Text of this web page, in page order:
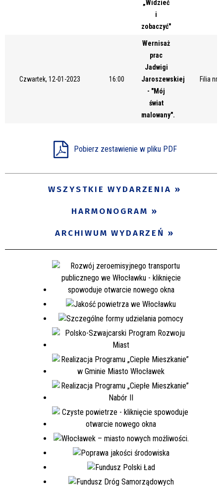
„Widzieć
i
zobaczyć"
Czwartek, 12-01-2023 16:00
Wernisaż
prac
Jadwigi
Jaroszewskiej
- "Mój
świat
malowany".
Filia nr
Pobierz zestawienie w pliku PDF
WSZYSTKIE WYDARZENIA
HARMONOGRAM
ARCHIWUM WYDARZEŃ